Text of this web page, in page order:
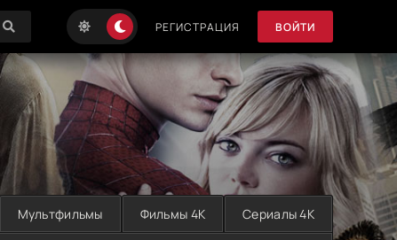
РЕГИСТРАЦИЯ ВОЙТИ
Мультфильмы Фильмы 4K Сериалы 4K